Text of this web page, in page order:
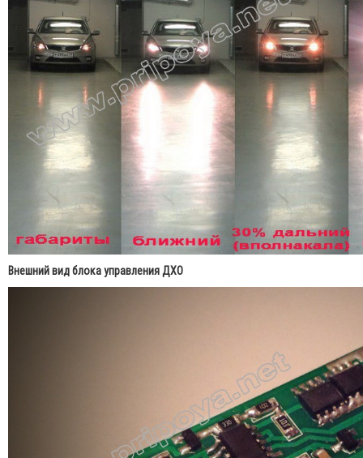
Внешний вид блока управления ДХО